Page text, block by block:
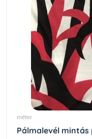
méter
Pálmalevél mintás